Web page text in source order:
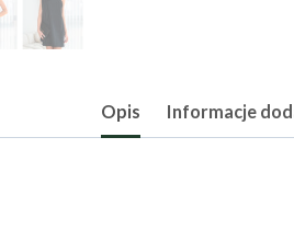
Opis Informacje